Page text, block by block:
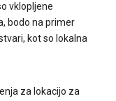
vklopljene
bodo na primer
kot so lokalna
za lokacijo za